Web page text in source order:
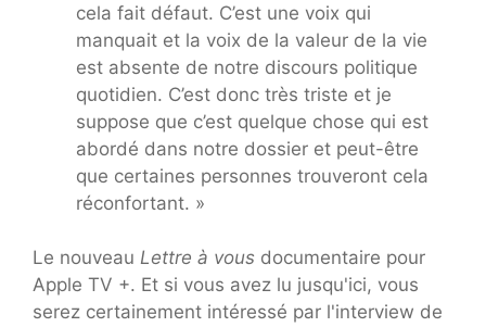
cela fait défaut. C’est une voix qui
manquait et la voix de la valeur de la vie
est absente de notre discours politique
quotidien. C’est donc très triste et je
suppose que c’est quelque chose qui est
abordé dans notre dossier et peut-être
que certaines personnes trouveront cela
réconfortant. »
Le nouveau Lettre à vous documentaire pour
Apple TV +. Et si vous avez lu jusqu'ici, vous
serez certainement intéressé par l'interview de